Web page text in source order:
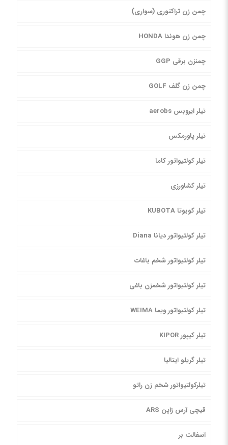
چمن زن تراکتوری (سواری)
چمن زن هوندا HONDA
چمنزن برقی GGP
چمن زن گلف GOLF
تیلر ایروبس aerobs
تیلر پاورمکس
تیلر کولتیواتور کاما
تیلر کشاورزی
تیلر کوبوتا KUBOTA
تیلر کولتیواتور دیانا Diana
تیلر کولتیواتور شخم باغات
تیلر کولتیواتور شخمزن باغی
تیلر کولتیواتور ویما WEIMA
تیلر کیپور KIPOR
تیلر گریلو ایتالیا
تیلرکولتیواتور شخم زن راتو
قیچی آرس ژاپن ARS
آسفالت بر